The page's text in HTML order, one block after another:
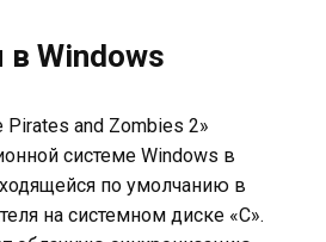
в Windows
Pirates and Zombies 2»
системе Windows в
по умолчанию в
на системном диске «C».